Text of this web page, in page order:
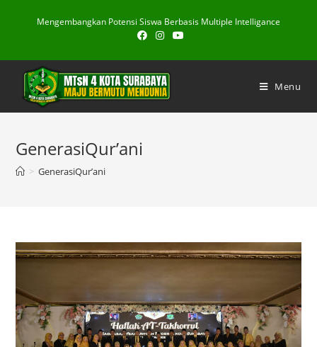
Mengembangkan Potensi Siswa Berbasis Multiple Intelligance
Menu
GenerasiQur’ani
> GenerasiQur’ani